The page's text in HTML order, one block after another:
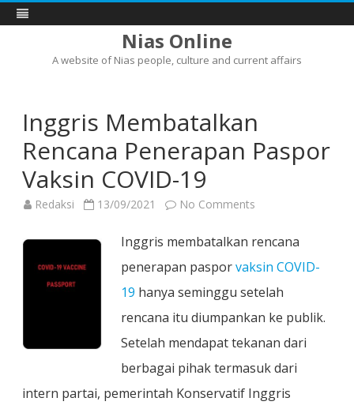
Nias Online
A website of Nias people, culture and current affairs
Inggris Membatalkan
Rencana Penerapan Paspor
Vaksin COVID-19
Redaksi 13/09/2021 No Comments
Rencana
Penerapan
Paspor
Vaksin
19
Inggris membatalkan rencana
penerapan pasporvaksin COVID-
19 hanya seminggu setelah
rencana itu diumpankan ke publik.
Setelah mendapat tekanan dari
berbagai pihak termasuk dari
intern partai, pemerintah Konservatif Inggris